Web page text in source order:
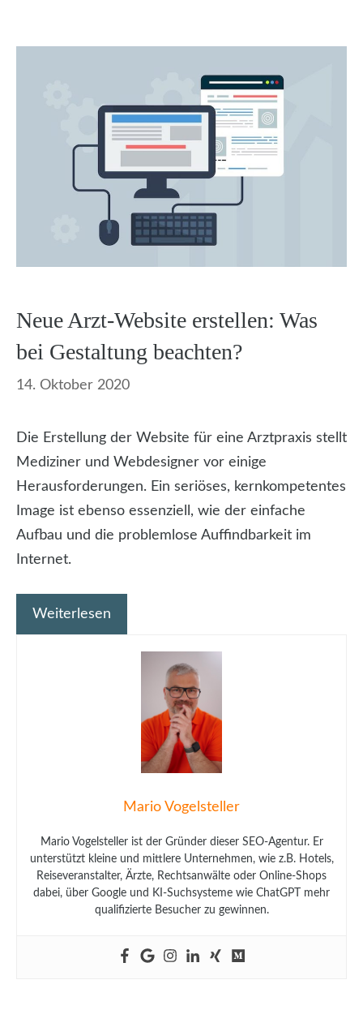
Neue Arzt-Website erstellen: Was
bei Gestaltung beachten?
14. Oktober 2020
Die Erstellung der Website für eine Arztpraxis stellt
Mediziner und Webdesigner vor einige
Herausforderungen. Ein seriöses, kernkompetentes
Image ist ebenso essenziell, wie der einfache
Aufbau und die problemlose Auffindbarkeit im
Internet.
Weiterlesen
Mario Vogelsteller
Mario Vogelsteller ist der Gründer dieser SEO-Agentur. Er
unterstützt kleine und mittlere Unternehmen, wie z.B. Hotels,
Reiseveranstalter, Ärzte, Rechtsanwälte oder Online-Shops
dabei, über Google und KI-Suchsysteme wie ChatGPT mehr
qualifizierte Besucher zu gewinnen.